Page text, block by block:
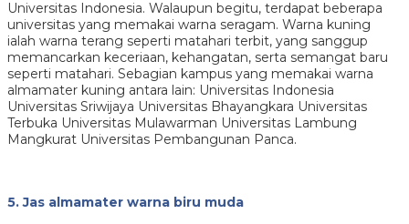
Universitas Indonesia. Walaupun begitu, terdapat beberapa
universitas yang memakai warna seragam. Warna kuning
ialah warna terang seperti matahari terbit, yang sanggup
memancarkan keceriaan, kehangatan, serta semangat baru
seperti matahari. Sebagian kampus yang memakai warna
almamater kuning antara lain: Universitas Indonesia
Universitas Sriwijaya Universitas Bhayangkara Universitas
Terbuka Universitas Mulawarman Universitas Lambung
Mangkurat Universitas Pembangunan Panca.
5. Jas almamater warna biru muda